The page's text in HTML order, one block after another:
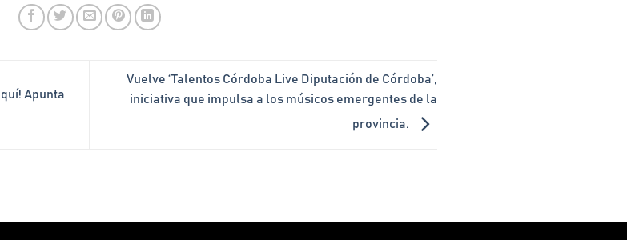
Apunta
Vuelve ‘Talentos Córdoba Live Diputación de Córdoba’,
iniciativa que impulsa a los músicos emergentes de la
provincia.